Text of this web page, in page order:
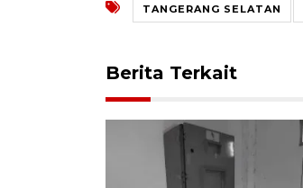
TANGERANG SELATAN
Berita Terkait